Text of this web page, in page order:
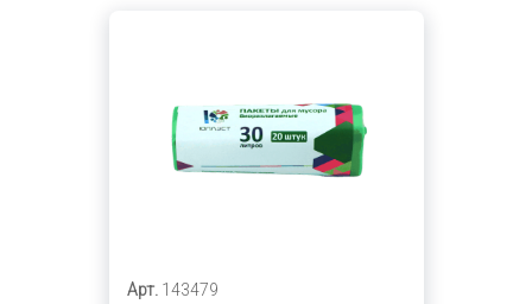
Арт. 143479